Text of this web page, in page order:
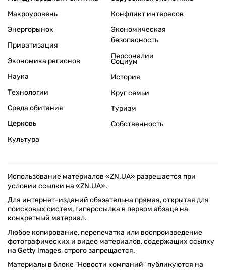
Макроуровень
Энергорынок
Приватизация
Экономика регионов
Конфликт интересов
Экономическая
безопасность
Персоналии
Наука
Технологии
Среда обитания
Церковь
Культура
Социум
История
Круг семьи
Туризм
Собственность
Использование материалов «ZN.UA» разрешается при
условии ссылки на «ZN.UA».
Для интернет-изданий обязательна прямая, открытая для
поисковых систем, гиперссылка в первом абзаце на
конкретный материал.
Любое копирование, перепечатка или воспроизведение
фотографических и видео материалов, содержащих ссылку
на Getty Images, строго запрещается.
Материалы в блоке "Новости компаний" публикуются на